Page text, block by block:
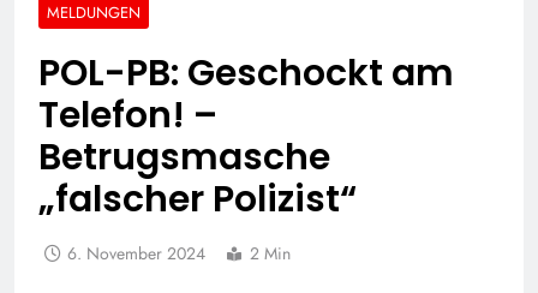
MELDUNGEN
POL-PB: Geschockt am
Telefon! –
Betrugsmasche
„falscher Polizist“
6. November 2024 2 Min